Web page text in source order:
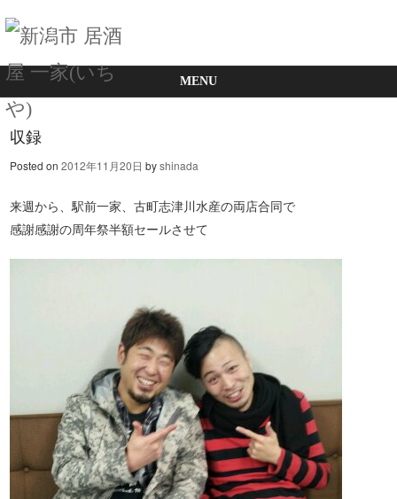
MENU
Skip to content
収録
Posted on2012年11月20日 byshinada
来週から、駅前一家、古町志津川水産の両店合同で
感謝感謝の周年祭半額セールさせて